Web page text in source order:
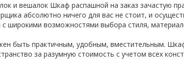
и вешалок Шкаф распашной на заказ зачастую
абсолютно ничего для вас не стоит, и
широкими возможностями выбора стиля,
быть практичным, удобным, вместительным.
за разумную стоимость с учетом всех